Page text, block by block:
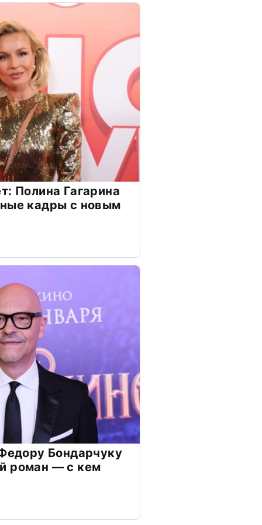
Полина Гагарина
кадры с новым
Бондарчуку
роман — с кем